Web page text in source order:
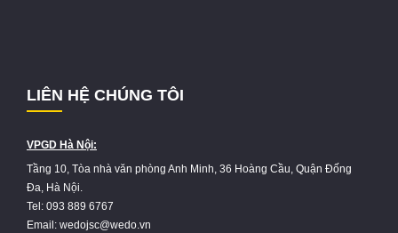
LIÊN HỆ CHÚNG TÔI
VPGD Hà Nội:
Tầng 10, Tòa nhà văn phòng Anh Minh, 36 Hoàng Cầu, Quận Đống
Đa, Hà Nội.
Tel: 093 889 6767
Email: wedojsc@wedo.vn